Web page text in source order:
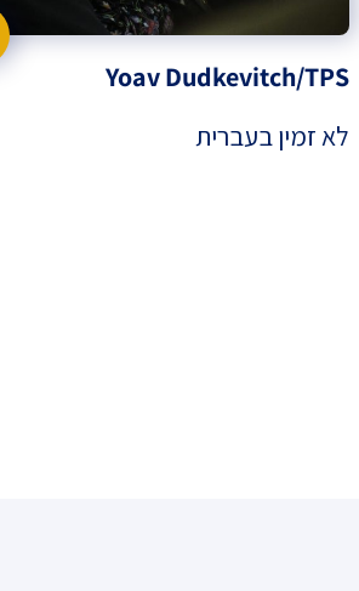
Yoav Dudkevitch/TPS
לא זמין בעברית